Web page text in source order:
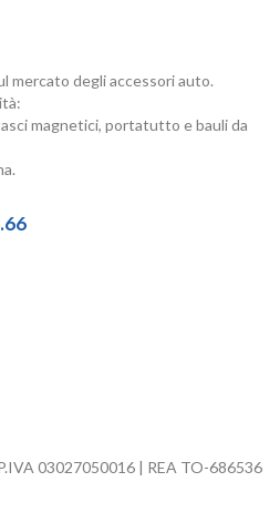
mercato degli accessori auto.
magnetici, portatutto e bauli da
03027050016 | REA TO-686536